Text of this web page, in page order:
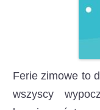
Ferie zimowe to
wszyscy